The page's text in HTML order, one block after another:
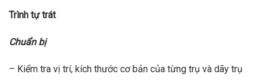
Trình tự trát
Chuẩn bị
– Kiểm tra vị trí, kích thước cơ bản của từng trụ và dãy trụ